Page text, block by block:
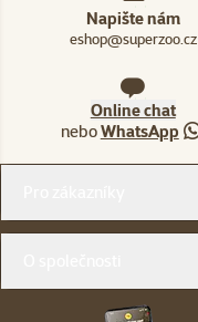
Napište nám
eshop@superzoo.cz
Online chat
neboWhatsApp